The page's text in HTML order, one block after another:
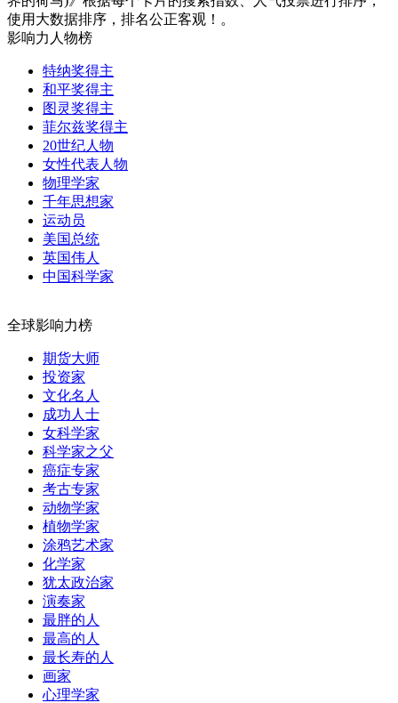
使用大数据排序，排名公正客观！。
影响力人物榜
特纳奖得主
和平奖得主
图灵奖得主
菲尔兹奖得主
20世纪人物
女性代表人物
物理学家
千年思想家
运动员
美国总统
英国伟人
中国科学家
全球影响力榜
期货大师
投资家
文化名人
成功人士
女科学家
科学家之父
癌症专家
考古专家
动物学家
植物学家
涂鸦艺术家
化学家
犹太政治家
演奏家
最胖的人
最高的人
最长寿的人
画家
心理学家